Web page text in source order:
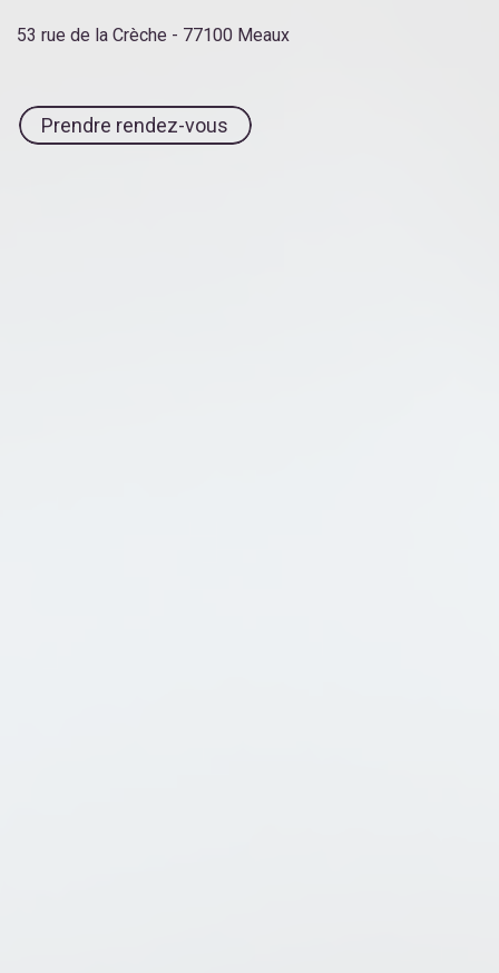
53 rue de la Crèche - 77100 Meaux
Prendre rendez-vous